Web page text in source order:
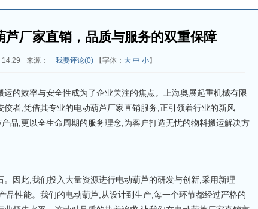
芦厂家直销，品质与服务的双重保障
来源： 我要评论(0)【字体： 大 中 小】
的效率与安全性成为了企业关注的焦点。上海奥展起重机械有限
者,凭借其专业的电动葫芦厂家直销服务,正引领着行业的新风
品,更以全生命周期的服务理念,为客户打造无忧的物料搬运解决方
。因此,我们投入大量资源进行电动葫芦的研发与创新,采用新理
品性能。我们的电动葫芦,从设计到生产,每一个环节都经过严格的